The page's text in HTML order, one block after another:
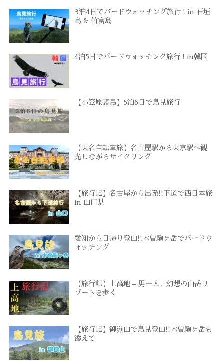
3泊4日でバードウォッチング旅行 ! in 石垣
島 & 竹富島
4泊5日でバードウォッチング旅行 ! in韓国
【小笠原諸島】5泊6日で鳥見旅行
【東名自転車旅】名古屋駅から東京駅へ観
光しながらサイクリング
【旅行記】名古屋から出発!!下道で西日本旅
in 山口県
愛知から日帰り登山!!木曽駒ヶ岳でバードウ
ォッチング
【旅行記】上高地 – 男一人、幻想の山岳リ
ゾートを歩く
【旅行記】御嶽山で鳥見登山!!木曽駒ヶ岳も
添えて